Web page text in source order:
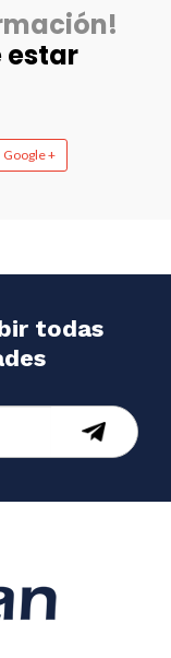
estar
Google +
todas